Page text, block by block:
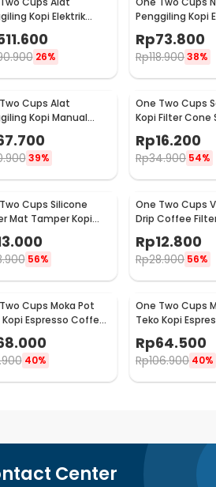
Kopi Elektrik
Grinder Adjustable
26%
Penggiling Kopi
Bumbu Coffee
NM-8300
Rp73.800
Rp118.90038%
Cups Alat
Kopi Manual
Grinder Adjustable
39%
One Two Cups
Kopi Filter Cone
Coffee Dripper 1
Rp16.200
Rp34.900 54%
Cups Silicone
Mat Tamper Kopi
Barista - 0310
56%
One Two Cups
Drip Coffee
Saringan Kopi
LC1
Rp12.800
Rp28.900 56%
Cups Moka Pot
Kopi Espresso Coffee
Stovetop 4 Cup
- Z21
40%
One Two Cups
Teko Kopi
Maker Stovetop
100ml - Z21
Rp64.500
Rp106.900 40%
Center